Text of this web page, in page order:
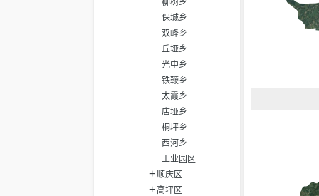
柳树乡
保城乡
双峰乡
丘垭乡
光中乡
铁鞭乡
太霞乡
店垭乡
桐坪乡
西河乡
工业园区
顺庆区
高坪区